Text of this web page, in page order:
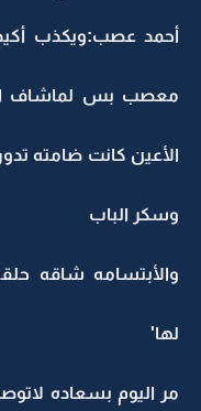
أحمد عصب:ويكذب
معصب بس لماشاف
الأعين كانت ضامته
وسكر الباب
والأبتسامه شاقه
لها'
مر اليوم بسعاده